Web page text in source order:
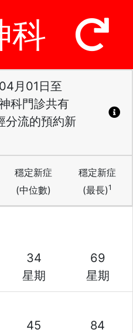
科
月01日至
科門診共有
分流的預約新
穩定新症
(中位數)
穩定新症
(最長)1
34
69
星期 星期
45
84